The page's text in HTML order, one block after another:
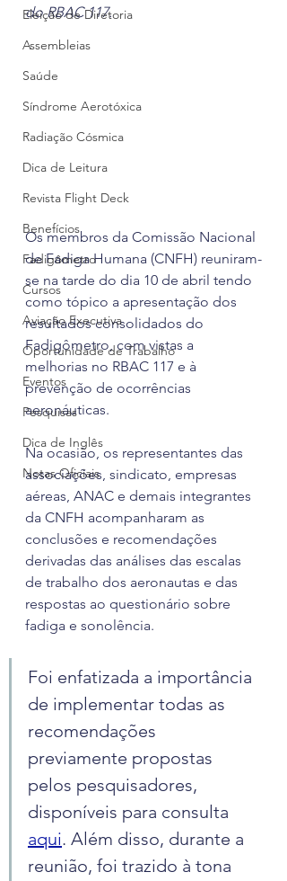
Eleição de Diretoria
Assembleias
Saúde
Síndrome Aerotóxica
Radiação Cósmica
Dica de Leitura
Revista Flight Deck
Benefícios
Fadigômetro
Cursos
Aviação Executiva
Oportunidade de Trabalho
Eventos
Pesquisas
Dica de Inglês
Notas Oficiais
do RBAC 117.
Os membros da Comissão Nacional
de Fadiga Humana (CNFH) reuniram-
se na tarde do dia 10 de abril tendo
como tópico a apresentação dos
resultados consolidados do
Fadigômetro, com vistas a
melhorias no RBAC 117 e à
prevenção de ocorrências
aeronáuticas.
Na ocasião, os representantes das
associações, sindicato, empresas
aéreas, ANAC e demais integrantes
da CNFH acompanharam as
conclusões e recomendações
derivadas das análises das escalas
de trabalho dos aeronautas e das
respostas ao questionário sobre
fadiga e sonolência.
Foi enfatizada a importância
de implementar todas as
recomendações
previamente propostas
pelos pesquisadores,
disponíveis para consulta
aqui. Além disso, durante a
reunião, foi trazido à tona